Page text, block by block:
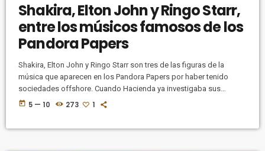
Shakira, Elton John y Ringo Starr,
entre los músicos famosos de los
Pandora Papers
Shakira, Elton John y Ringo Starr son tres de las figuras de la
música que aparecen en los Pandora Papers por haber tenido
sociedades offshore. Cuando Hacienda ya investigaba sus
finanzas, la cantante colombiana creó sociedades offshore en
today 5 — 10 273 1